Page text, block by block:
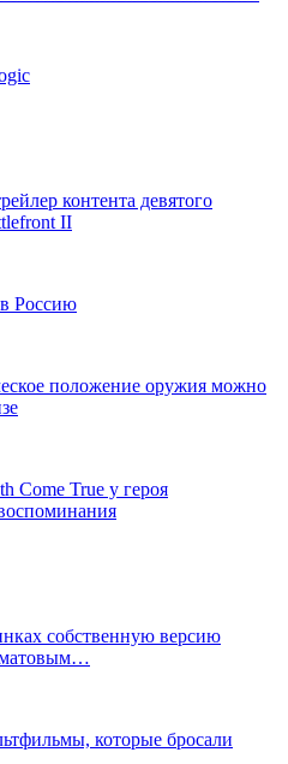
контента девятого
II
Россию
положение оружия можно
Come True у героя
собственную версию
матовым…
которые бросали